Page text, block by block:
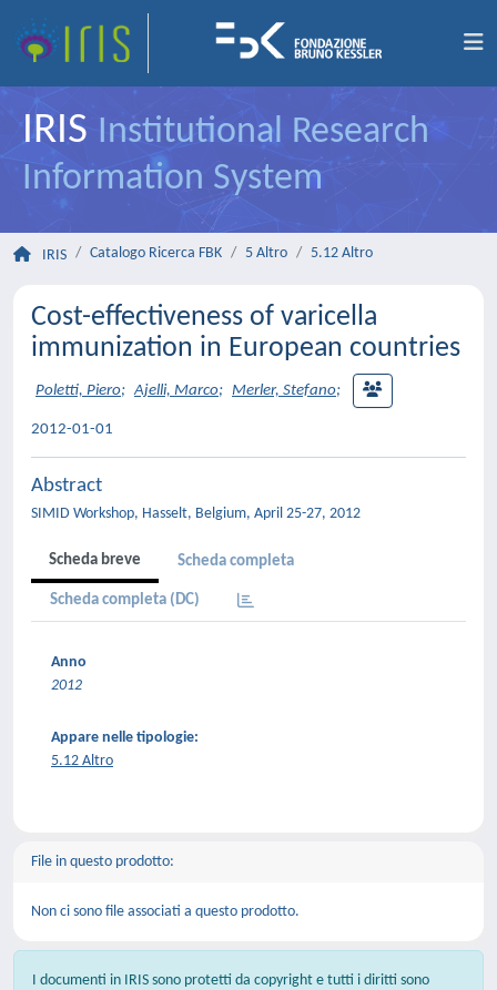
IRIS Institutional Research
Information System
IRIS Catalogo Ricerca FBK 5 Altro 5.12 Altro
Cost-effectiveness of varicella
immunization in European countries
Poletti, Piero; Ajelli, Marco; Merler, Stefano;
2012-01-01
Abstract
SIMID Workshop, Hasselt, Belgium, April 25-27, 2012
Scheda breve Scheda completa
Scheda completa (DC)
Anno
2012
Appare nelle tipologie:
5.12 Altro
File in questo prodotto:
Non ci sono file associati a questo prodotto.
I documenti in IRIS sono protetti da copyright e tutti i diritti sono